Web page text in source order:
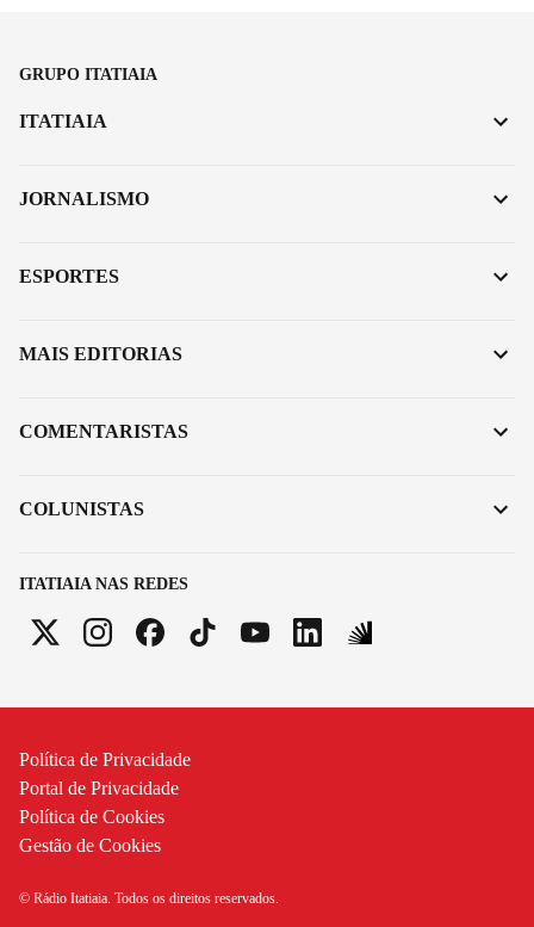
GRUPO ITATIAIA
ITATIAIA NAS REDES
ITATIAIA
JORNALISMO
ESPORTES
MAIS EDITORIAS
COMENTARISTAS
COLUNISTAS
Política de Privacidade
Portal de Privacidade
Política de Cookies
Gestão de Cookies
© Rádio Itatiaia. Todos os direitos reservados.